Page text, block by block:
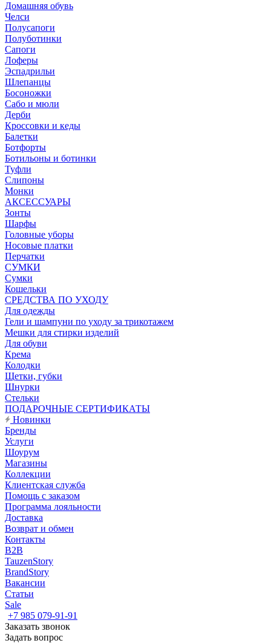
Домашняя обувь
Челси
Полусапоги
Полуботинки
Сапоги
Лоферы
Эспадрильи
Шлепанцы
Босоножки
Сабо и мюли
Дерби
Кроссовки и кеды
Балетки
Ботфорты
Ботильоны и ботинки
Туфли
Слипоны
Монки
АКСЕССУАРЫ
Зонты
Шарфы
Головные уборы
Носовые платки
Перчатки
СУМКИ
Сумки
Кошельки
CРЕДСТВА ПО УХОДУ
Для одежды
Гели и шампуни по уходу за трикотажем
Мешки для стирки изделий
Для обуви
Крема
Колодки
Щетки, губки
Шнурки
Стельки
ПОДАРОЧНЫЕ СЕРТИФИКАТЫ
Новинки
Бренды
Услуги
Шоурум
Магазины
Коллекции
Клиентская служба
Помощь с заказом
Программа лояльности
Доставка
Возврат и обмен
Контакты
B2B
TauzenStory
BrandStory
Вакансии
Статьи
Sale
+7 985 079-91-91
Заказать звонок
Задать вопрос